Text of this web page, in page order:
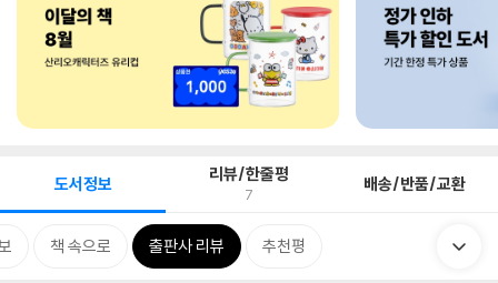
도서정보 리뷰/한줄평
7 배송/반품/교환
책 속으로 출판사 리뷰 추천평